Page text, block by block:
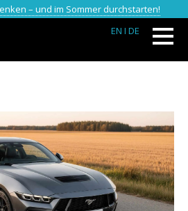
– und im Sommer durchstarten!
EN I DE